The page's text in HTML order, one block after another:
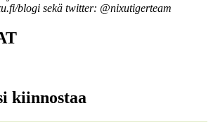
blogi sekä twitter: @nixutigerteam
kiinnostaa